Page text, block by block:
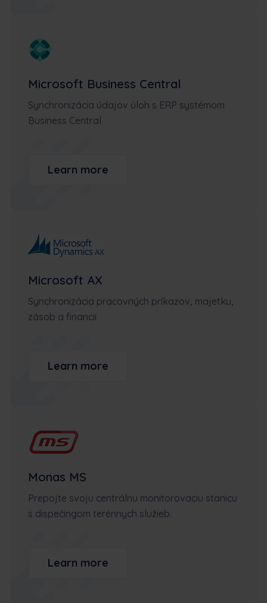
Microsoft Business Central
Synchronizácia údajov úloh s ERP systémom
Business Central
Learn more
Microsoft AX
Synchronizácia pracovných príkazov, majetku,
zásob a financií
Learn more
Monas MS
Prepojte svoju centrálnu monitorovaciu stanicu
s dispečingom terénnych služieb.
Learn more